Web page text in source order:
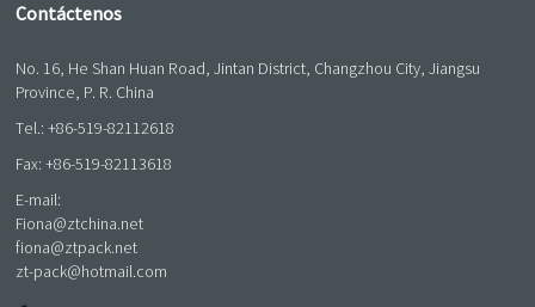
Contáctenos
No. 16, He Shan Huan Road, Jintan District, Changzhou City, Jiangsu
Province, P. R. China
Tel.:+86-519-82112618
Fax: +86-519-82113618
E-mail:
Fiona@ztchina.net
fiona@ztpack.net
zt-pack@hotmail.com